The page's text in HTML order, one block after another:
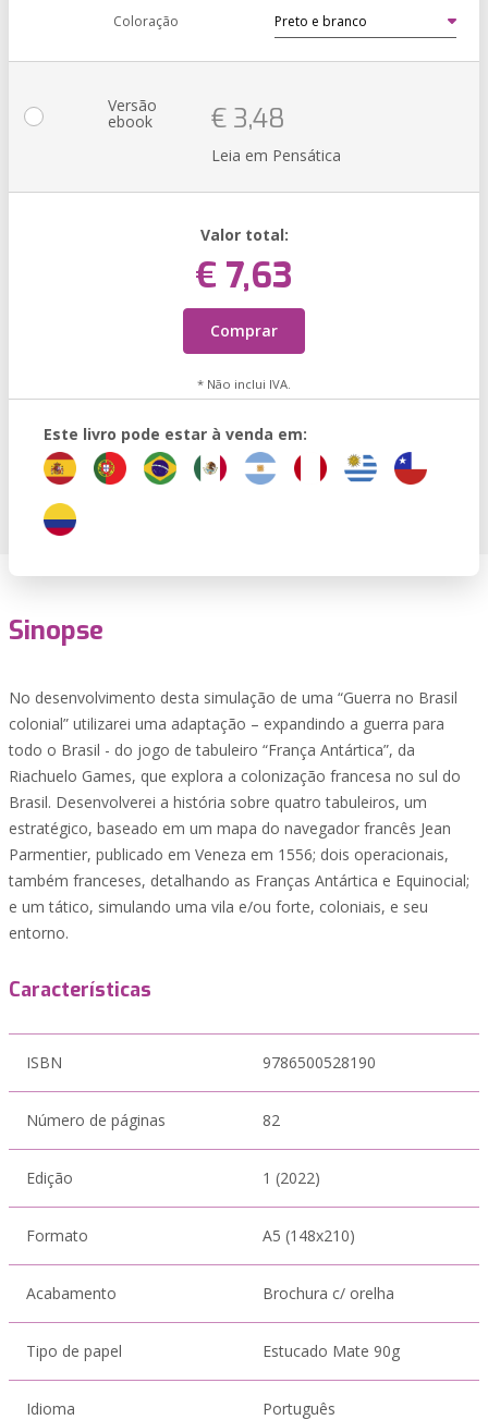
Coloração
Versão
ebook € 3,48
Leia em Pensática
Valor total:
€ 7,63
Comprar
* Não inclui IVA.
Este livro pode estar à venda em:
Sinopse
No desenvolvimento desta simulação de uma “Guerra no Brasil
colonial” utilizarei uma adaptação – expandindo a guerra para
todo o Brasil - do jogo de tabuleiro “França Antártica”, da
Riachuelo Games, que explora a colonização francesa no sul do
Brasil. Desenvolverei a história sobre quatro tabuleiros, um
estratégico, baseado em um mapa do navegador francês Jean
Parmentier, publicado em Veneza em 1556; dois operacionais,
também franceses, detalhando as Franças Antártica e Equinocial;
e um tático, simulando uma vila e/ou forte, coloniais, e seu
entorno.
Características
ISBN 9786500528190
Número de páginas 82
Edição 1 (2022)
Formato A5 (148x210)
Acabamento Brochura c/ orelha
Tipo de papel Estucado Mate 90g
Idioma Português